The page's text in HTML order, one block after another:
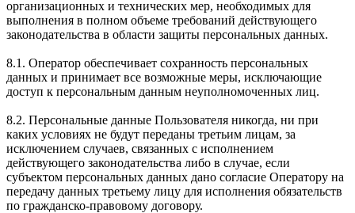
организационных и технических мер, необходимых для
выполнения в полном объеме требований действующего
законодательства в области защиты персональных данных.
8.1. Оператор обеспечивает сохранность персональных
данных и принимает все возможные меры, исключающие
доступ к персональным данным неуполномоченных лиц.
8.2. Персональные данные Пользователя никогда, ни при
каких условиях не будут переданы третьим лицам, за
исключением случаев, связанных с исполнением
действующего законодательства либо в случае, если
субъектом персональных данных дано согласие Оператору на
передачу данных третьему лицу для исполнения обязательств
по гражданско-правовому договору.